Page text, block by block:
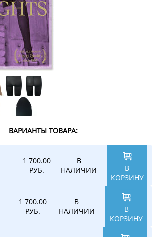
ВАРИАНТЫ ТОВАРА:
1 700.00
РУБ.
В
НАЛИЧИИ
В
КОРЗИНУ
1 700.00
РУБ.
В
НАЛИЧИИ
В
КОРЗИНУ